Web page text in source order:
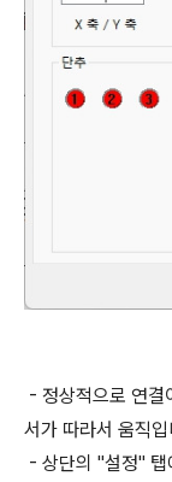
- 정상적으로 연결
서가 따라서 움직입
- 상단의 "설정" 탭